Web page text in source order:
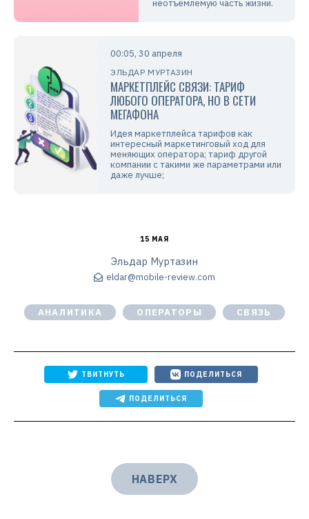
неотъемлемую часть жизни.
00:05, 30 апреля
ЭЛЬДАР МУРТАЗИН
МАРКЕТПЛЕЙС СВЯЗИ: ТАРИФ
ЛЮБОГО ОПЕРАТОРА, НО В СЕТИ
МЕГАФОНА
Идея маркетплейса тарифов как
интересный маркетинговый ход для
меняющих оператора; тариф другой
компании с такими же параметрами или
даже лучше;
15 МАЯ
Эльдар Муртазин
eldar@mobile-review.com
АНАЛИТИКА ОПЕРАТОРЫ СВЯЗЬ
ТВИТНУТЬ ПОДЕЛИТЬСЯ
ПОДЕЛИТЬСЯ
НАВЕРХ